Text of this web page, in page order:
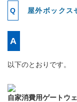
屋外ボックス
以下のとおりです。
自家消費用ゲートウ